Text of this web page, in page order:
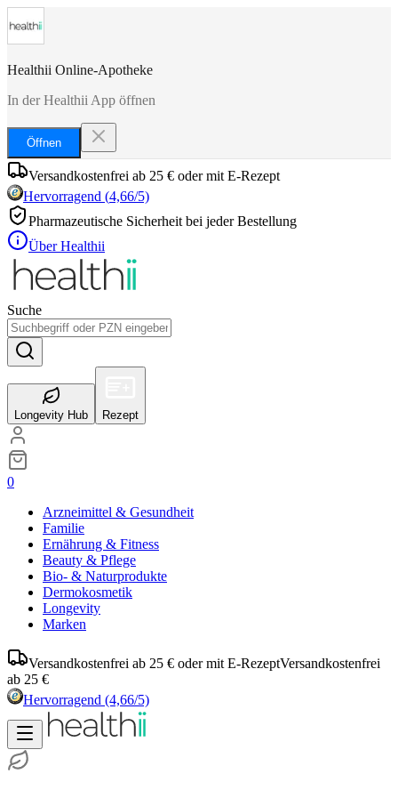
Healthii Online-Apotheke
In der Healthii App öffnen
Öffnen
Versandkostenfrei ab 25 € oder mit E-Rezept
Hervorragend (4,66/5)
Pharmazeutische Sicherheit bei jeder Bestellung
Über Healthii
Suche
Longevity Hub Rezept
0
Arzneimittel & Gesundheit
Familie
Ernährung & Fitness
Beauty & Pflege
Bio- & Naturprodukte
Dermokosmetik
Longevity
Marken
Versandkostenfrei ab 25 € oder mit E-RezeptVersandkostenfrei
ab 25 €
Hervorragend (4,66/5)